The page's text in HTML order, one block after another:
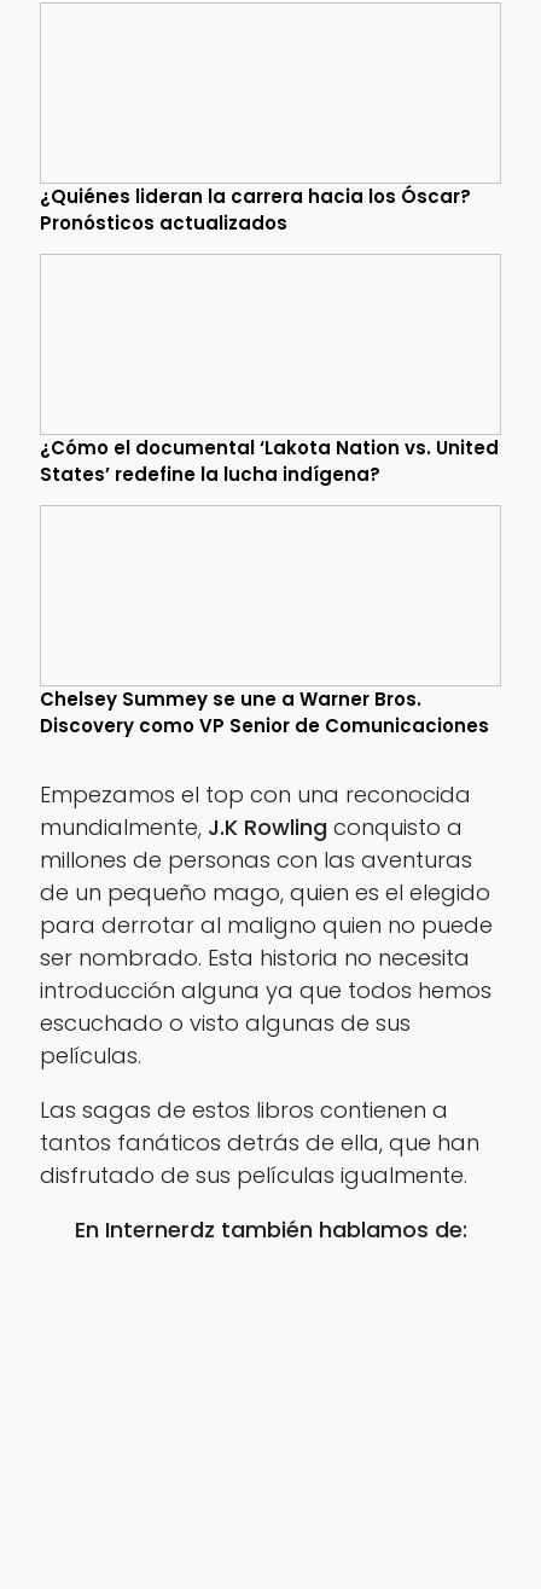
¿Quiénes lideran la carrera hacia los Óscar?
Pronósticos actualizados
¿Cómo el documental ‘Lakota Nation vs. United
States’ redefine la lucha indígena?
Chelsey Summey se une a Warner Bros.
Discovery como VP Senior de Comunicaciones
Empezamos el top con una reconocida
mundialmente, J.K Rowling conquisto a
millones de personas con las aventuras
de un pequeño mago, quien es el elegido
para derrotar al maligno quien no puede
ser nombrado. Esta historia no necesita
introducción alguna ya que todos hemos
escuchado o visto algunas de sus
películas.
Las sagas de estos libros contienen a
tantos fanáticos detrás de ella, que han
disfrutado de sus películas igualmente.
En Internerdz también hablamos de: